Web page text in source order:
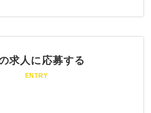
求人に応募する
ENTRY